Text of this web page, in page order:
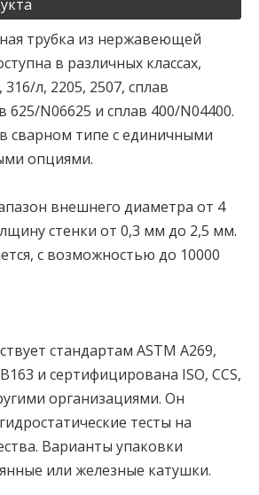
трубка из нержавеющей
в различных классах,
л, 2205, 2507, сплав
625/N06625 и сплав 400/N04400.
сварном типе с единичными
опциями.
внешнего диаметра от 4
стенки от 0,3 мм до 2,5 мм.
с возможностью до 10000
стандартам ASTM A269,
и сертифицирована ISO, CCS,
организациями. Он
тесты на
Варианты упаковки
или железные катушки.